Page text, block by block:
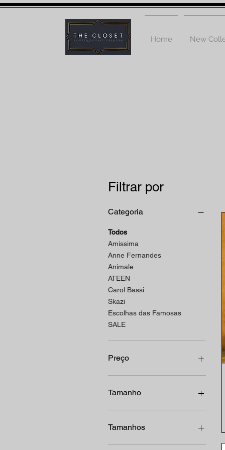
Home New
Filtrar por
Categoria
Todos
Amissima
Anne Fernandes
Animale
ATEEN
Carol Bassi
Skazi
Escolhas das Famosas
SALE
Preço
Tamanho
36
38
Tamanhos
34